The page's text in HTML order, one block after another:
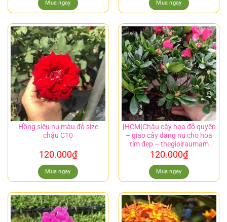
Mua ngay Mua ngay
Hồng siêu nụ màu đỏ size
chậu C10
120.000₫
Mua ngay
[HCM]Chậu cây hoa đỗ quyên
– giao cây đang nụ cho hoa
tím đẹp – thegioiraumam
120.000₫
Mua ngay